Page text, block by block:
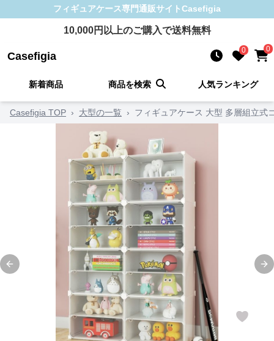
フィギュアケース専門通販サイトCasefigia
10,000円以上のご購入で送料無料
Casefigia 0 0
新着商品 商品を検索 人気ランキング
Casefigia TOP › 大型の一覧 › フィギュアケース 大型 多層組立式
Previous slide